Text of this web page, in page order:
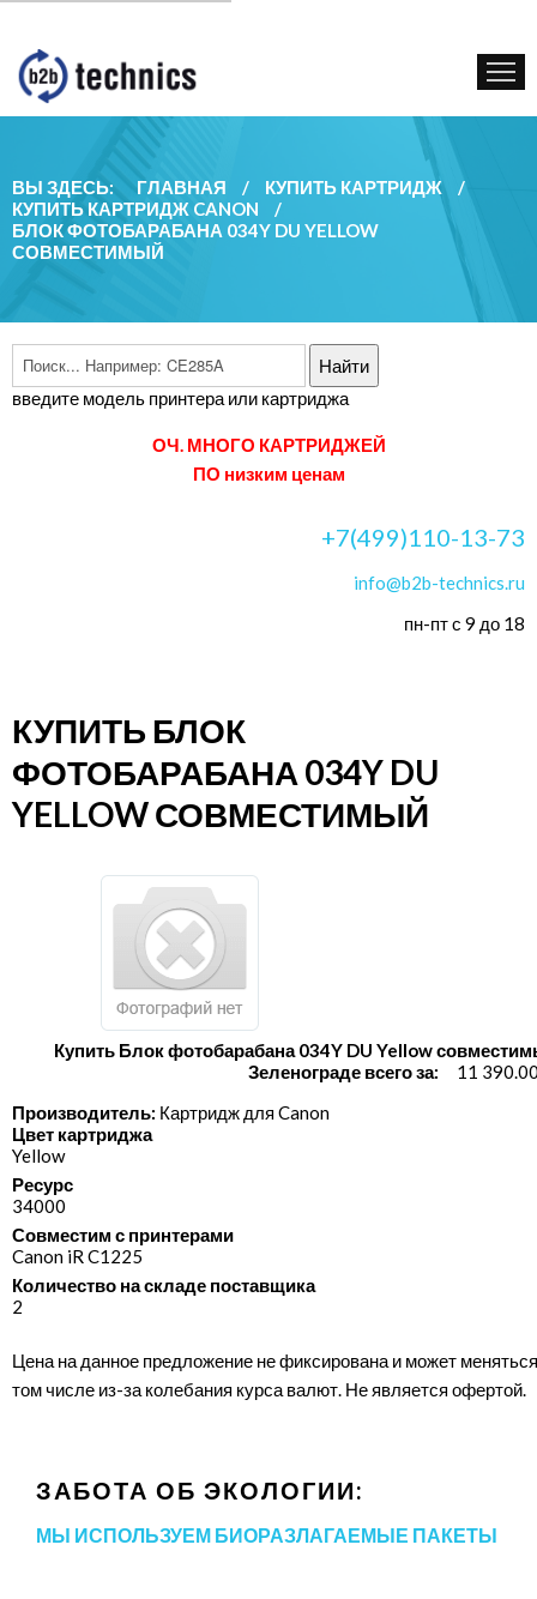
КУПИТЬ КАРТРИДЖ
ГОС. УЧРЕЖДЕНИЯМ
КОНТАКТЫ
ВЫ ЗДЕСЬ: ГЛАВНАЯ / КУПИТЬ КАРТРИДЖ
/
КУПИТЬ КАРТРИДЖ CANON
/
БЛОК ФОТОБАРАБАНА 034Y DU YELLOW
СОВМЕСТИМЫЙ
введите модель принтера или картриджа
ОЧ. МНОГО КАРТРИДЖЕЙ
ПО низким ценам
+7(499)110-13-73
info@b2b-technics.ru
пн-пт с 9 до 18
КУПИТЬ БЛОК
ФОТОБАРАБАНА 034Y DU
YELLOW СОВМЕСТИМЫЙ
Купить Блок фотобарабана 034Y DU Yellow
Зеленограде всего за:
11
Производитель: Картридж для Canon
Цвет картриджа
Yellow
Ресурс
34000
Совместим с принтерами
Canon iR C1225
Количество на складе поставщика
2
Цена на данное предложение не фиксирована и может
том числе из-за колебания курса валют. Не является офертой.
ЗАБОТА ОБ ЭКОЛОГИИ:
МЫ ИСПОЛЬЗУЕМ БИОРАЗЛАГАЕМЫЕ ПАКЕТЫ